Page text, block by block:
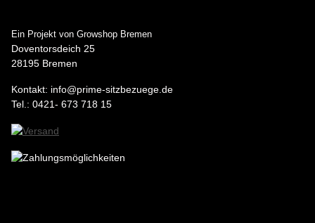
Ein Projekt von Growshop Bremen
Doventorsdeich 25
28195 Bremen
Kontakt: info@prime-sitzbezuege.de
Tel.: 0421- 673 718 15